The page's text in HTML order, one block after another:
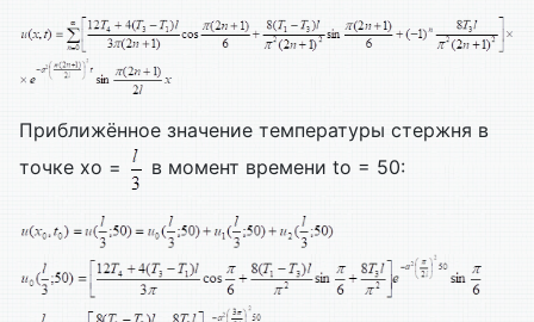
Приближённое значение температуры стержня в
точке xo =
в момент времени to = 50: